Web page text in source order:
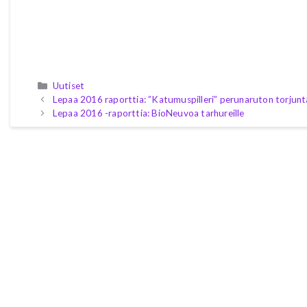
Kategoriat
Uutiset
Lepaa 2016 raporttia: ”Katumuspilleri” perunaruton
Lepaa 2016 -raporttia: BioNeuvoa tarhureille